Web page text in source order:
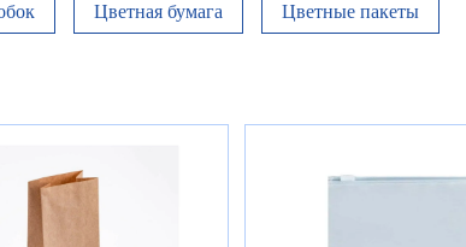
Цветная бумага Цветные пакеты